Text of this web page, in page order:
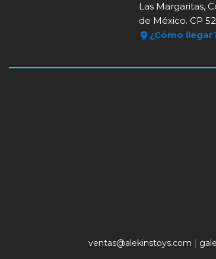
Las Margaritas,
de México. CP
¿Cómo
ventas@alekinstoys.com |